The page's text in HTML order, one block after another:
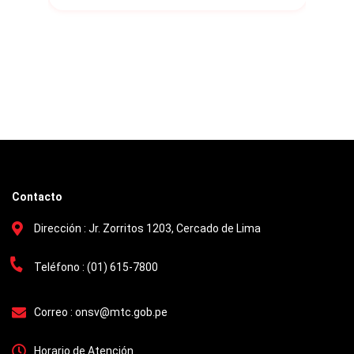
Contacto
Dirección : Jr. Zorritos 1203, Cercado de Lima
Teléfono : (01) 615-7800
Correo : onsv@mtc.gob.pe
Horario de Atención